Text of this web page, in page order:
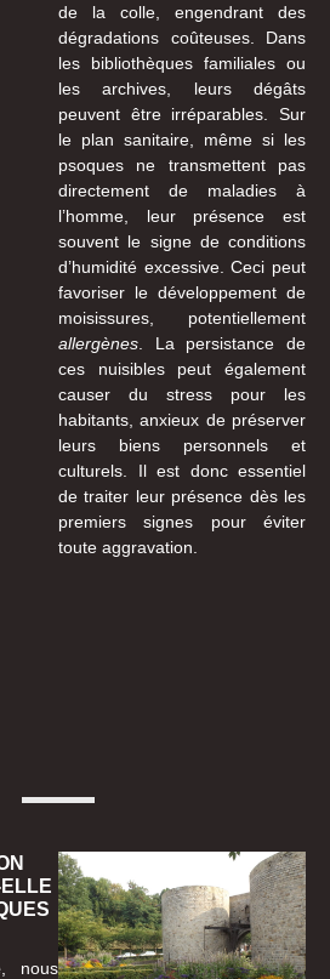
de la colle, engendrant des
dégradations coûteuses. Dans
les bibliothèques familiales ou
les archives, leurs dégâts
peuvent être irréparables. Sur
le plan sanitaire, même si les
psoques ne transmettent pas
directement de maladies à
l’homme, leur présence est
souvent le signe de conditions
d’humidité excessive. Ceci peut
favoriser le développement de
moisissures, potentiellement
allergènes. La persistance de
ces nuisibles peut également
causer du stress pour les
habitants, anxieux de préserver
leurs biens personnels et
culturels. Il est donc essentiel
de traiter leur présence dès les
premiers signes pour éviter
toute aggravation.
, nous